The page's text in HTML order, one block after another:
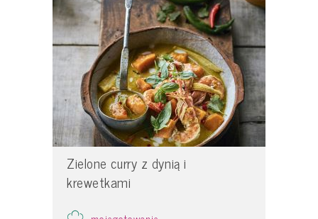
Zielone curry z dynią i
krewetkami